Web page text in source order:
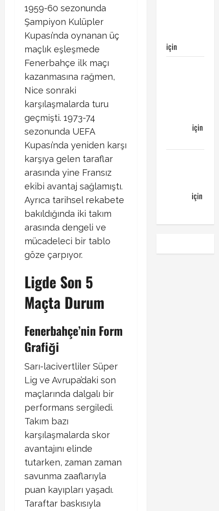
1959-60 sezonunda
Şampiyon Kulüpler
Kupası’nda oynanan üç
maçlık eşleşmede
Fenerbahçe ilk maçı
kazanmasına rağmen,
Nice sonraki
karşılaşmalarda turu
geçmişti. 1973-74
sezonunda UEFA
Kupası’nda yeniden karşı
karşıya gelen taraflar
arasında yine Fransız
ekibi avantaj sağlamıştı.
Ayrıca tarihsel rekabete
bakıldığında iki takım
arasında dengeli ve
mücadeleci bir tablo
göze çarpıyor.
Ligde Son 5
Maçta Durum
Fenerbahçe’nin Form
Grafiği
Sarı-lacivertliler Süper
Lig ve Avrupa’daki son
maçlarında dalgalı bir
performans sergiledi.
Takım bazı
karşılaşmalarda skor
avantajını elinde
tutarken, zaman zaman
savunma zaaflarıyla
puan kayıpları yaşadı.
Taraftar baskısıyla
için
için
için